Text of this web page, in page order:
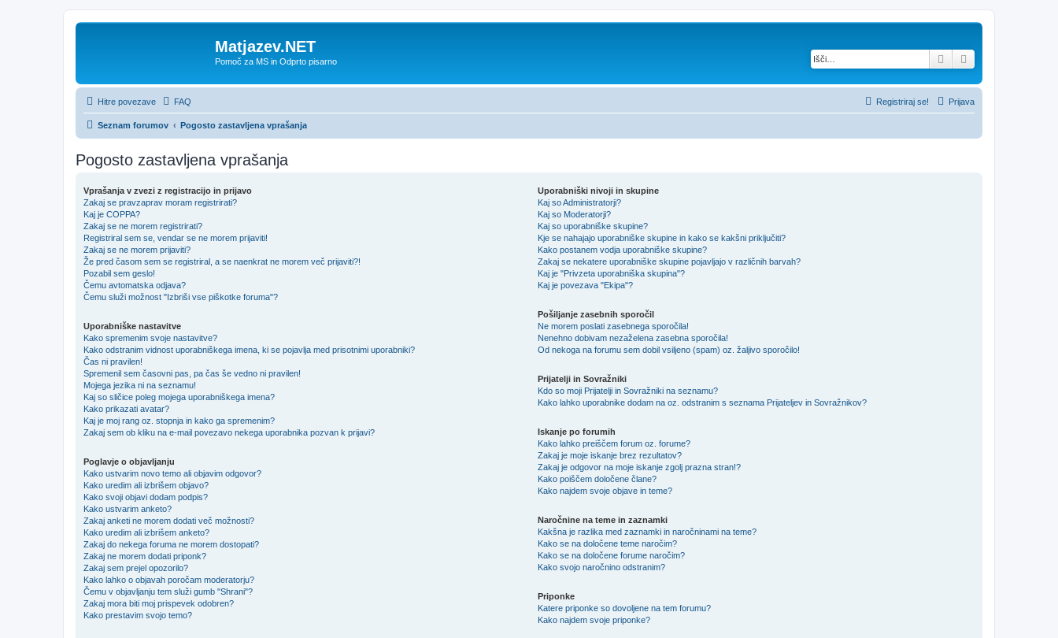
Matjazev.NET
Pomoč za MS in Odprto pisarno Iskanje
Hitre povezave FAQ Prijava
Registriraj se!
Seznam forumov Pogosto zastavljena vprašanja
Pogosto zastavljena vprašanja
Vprašanja v zvezi z registracijo in prijavo
Zakaj se pravzaprav moram registrirati?
Kaj je COPPA?
Zakaj se ne morem registrirati?
Registriral sem se, vendar se ne morem prijaviti!
Zakaj se ne morem prijaviti?
Že pred časom sem se registriral, a se naenkrat ne morem več prijaviti?!
Pozabil sem geslo!
Čemu avtomatska odjava?
Čemu služi možnost "Izbriši vse piškotke foruma"?
Uporabniške nastavitve
Kako spremenim svoje nastavitve?
Kako odstranim vidnost uporabniškega imena, ki se pojavlja med prisotnimi uporabniki?
Čas ni pravilen!
Spremenil sem časovni pas, pa čas še vedno ni pravilen!
Mojega jezika ni na seznamu!
Kaj so sličice poleg mojega uporabniškega imena?
Kako prikazati avatar?
Kaj je moj rang oz. stopnja in kako ga spremenim?
Zakaj sem ob kliku na e-mail povezavo nekega uporabnika pozvan k prijavi?
Poglavje o objavljanju
Kako ustvarim novo temo ali objavim odgovor?
Kako uredim ali izbrišem objavo?
Kako svoji objavi dodam podpis?
Kako ustvarim anketo?
Zakaj anketi ne morem dodati več možnosti?
Kako uredim ali izbrišem anketo?
Zakaj do nekega foruma ne morem dostopati?
Zakaj ne morem dodati priponk?
Zakaj sem prejel opozorilo?
Kako lahko o objavah poročam moderatorju?
Čemu v objavljanju tem služi gumb "Shrani"?
Zakaj mora biti moj prispevek odobren?
Kako prestavim svojo temo?
Uporabniški nivoji in skupine
Kaj so Administratorji?
Kaj so Moderatorji?
Kaj so uporabniške skupine?
Kje se nahajajo uporabniške skupine in kako se kakšni priključiti?
Kako postanem vodja uporabniške skupine?
Zakaj se nekatere uporabniške skupine pojavljajo v različnih barvah?
Kaj je "Privzeta uporabniška skupina"?
Kaj je povezava "Ekipa"?
Pošiljanje zasebnih sporočil
Ne morem poslati zasebnega sporočila!
Nenehno dobivam nezaželena zasebna sporočila!
Od nekoga na forumu sem dobil vsiljeno (spam) oz. žaljivo sporočilo!
Prijatelji in Sovražniki
Kdo so moji Prijatelji in Sovražniki na seznamu?
Kako lahko uporabnike dodam na oz. odstranim s seznama Prijateljev in Sovražnikov?
Iskanje po forumih
Kako lahko preiščem forum oz. forume?
Zakaj je moje iskanje brez rezultatov?
Zakaj je odgovor na moje iskanje zgolj prazna stran!?
Kako poiščem določene člane?
Kako najdem svoje objave in teme?
Naročnine na teme in zaznamki
Kakšna je razlika med zaznamki in naročninami na teme?
Kako se na določene teme naročim?
Kako se na določene forume naročim?
Kako svojo naročnino odstranim?
Priponke
Katere priponke so dovoljene na tem forumu?
Kako najdem svoje priponke?